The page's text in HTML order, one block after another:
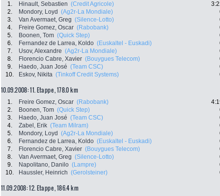
1. Hinault, Sebastien (Credit Agricole)
2.
Mondory, Loyd (Ag2r-La Mondiale)
3.
Van Avermaet, Greg (Silence-Lotto)
4.
Freire Gomez, Oscar (Rabobank)
5.
Boonen, Tom (Quick Step)
6.
Fernandez de Larrea, Koldo (Euskaltel - Euskadi)
7.
Usov, Alexandre (Ag2r-La Mondiale)
8.
Florencio Cabre, Xavier (Bouygues Telecom)
9.
Haedo, Juan José (Team CSC)
10.
Eskov, Nikita (Tinkoff Credit Systems)
10.09.2008: 11. Etappe , 178.0 km
1. Freire Gomez, Oscar (Rabobank)
2.
Boonen, Tom (Quick Step)
3.
Haedo, Juan José (Team CSC)
4.
Zabel, Erik (Team Milram)
5.
Mondory, Loyd (Ag2r-La Mondiale)
6.
Fernandez de Larrea, Koldo (Euskaltel - Euskadi)
7.
Florencio Cabre, Xavier (Bouygues Telecom)
8.
Van Avermaet, Greg (Silence-Lotto)
9.
Napolitano, Danilo (Lampre)
10.
Haussler, Heinrich (Gerolsteiner)
11.09.2008: 12. Etappe , 186.4 km